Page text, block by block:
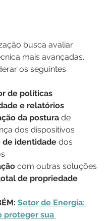
busca avaliar
mais avançadas.
os seguintes
de políticas
e relatórios
da postura de
dos dispositivos
de identidade dos
com outras soluções
de propriedade
Setor de Energia:
proteger sua